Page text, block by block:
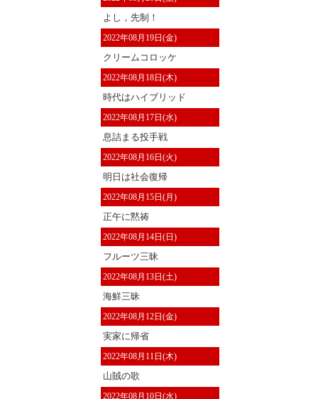
よし，先制！
2022年08月19日(金)
クリームコロッケ
2022年08月18日(木)
時代はハイブリッド
2022年08月17日(水)
息詰まる投手戦
2022年08月16日(火)
明日は社会復帰
2022年08月15日(月)
正午に黙祷
2022年08月14日(日)
フルーツ三昧
2022年08月13日(土)
海鮮三昧
2022年08月12日(金)
実家に帰省
2022年08月11日(木)
山賊の歌
2022年08月10日(水)